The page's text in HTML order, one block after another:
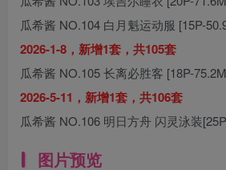
瓜希酱 NO.104 白月魁运动服 [15P-
2026-1-8，新增1套，共105套
瓜希酱 NO.105 长离必胜客 [18P-
2026-5-11，新增1套，共106套
瓜希酱 NO.106 明日方舟 闪灵泳装
图片预览